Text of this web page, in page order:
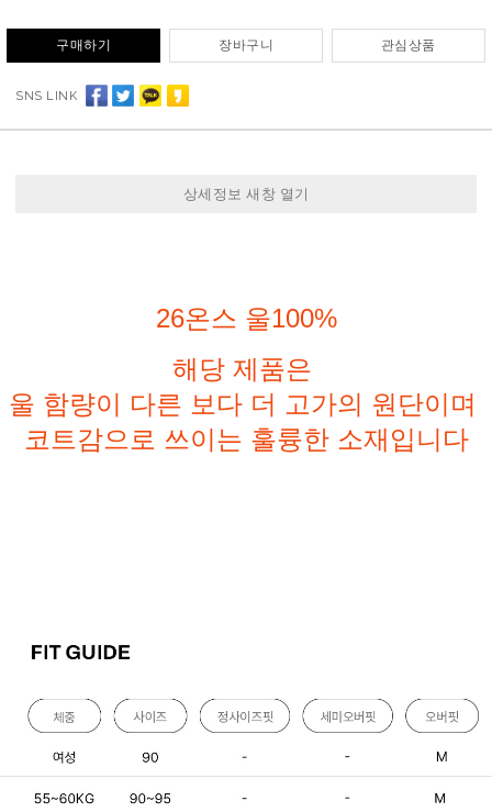
구매하기 장바구니 관심상품
SNS LINK
상세정보 새창 열기
26온스 울100%
해당 제품은
울 함량이 다른 보다 더 고가의 원단이며
코트감으로 쓰이는 훌륭한 소재입니다